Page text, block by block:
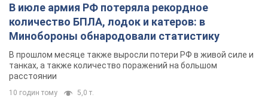
В июле армия РФ потеряла рекордное
количество БПЛА, лодок и катеров: в
Минобороны обнародовали статистику
В прошлом месяце также выросли потери РФ в живой силе и
танках, а также количество поражений на большом
расстоянии
10 годин тому 5,0 т.